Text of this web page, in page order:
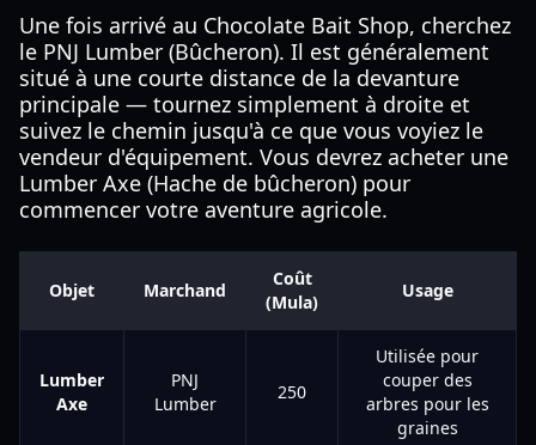
Une fois arrivé au Chocolate Bait Shop, cherchez
le PNJ Lumber (Bûcheron). Il est généralement
situé à une courte distance de la devanture
principale — tournez simplement à droite et
suivez le chemin jusqu'à ce que vous voyiez le
vendeur d'équipement. Vous devrez acheter une
Lumber Axe (Hache de bûcheron) pour
commencer votre aventure agricole.
Objet Marchand
Coût
(Mula)
Usage
Lumber
Axe
PNJ
Lumber
250
Utilisée pour
couper des
arbres pour les
graines